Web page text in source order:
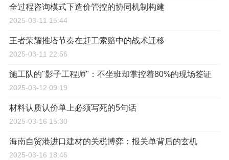
全过程咨询模式下造价管控的协同机制构建
2025-03-11 15:44
王者荣耀推塔节奏在赶工索赔中的战术迁移
2025-03-11 22:56
施工队的"影子工程师"：不坐班却掌控着80%的现场签证
2025-03-12 09:19
材料认质认价单上必须写死的5句话
2025-03-16 15:30
海南自贸港进口建材的关税博弈：报关单背后的玄机
2025-03-16 18:46